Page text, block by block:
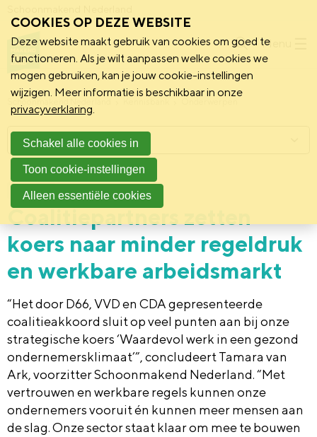
Menu
Schoonmakend Nederland
Standpunt 3 februari 2026
Coalitiepartners zetten
koers naar minder regeldruk
en werkbare arbeidsmarkt
“Het door D66, VVD en CDA gepresenteerde
coalitieakkoord sluit op veel punten aan bij onze
strategische koers ‘Waardevol werk in een gezond
ondernemersklimaat’”, concludeert Tamara van
Ark, voorzitter Schoonmakend Nederland. “Met
vertrouwen en werkbare regels kunnen onze
ondernemers vooruit én kunnen meer mensen aan
de slag. Onze sector staat klaar om mee te bouwen
Menu
COOKIES OP DEZE WEBSITE
Deze website maakt gebruik van cookies om goed te
functioneren. Als je wilt aanpassen welke cookies we
mogen gebruiken, kan je jouw cookie-instellingen
wijzigen. Meer informatie is beschikbaar in onze
privacyverklaring.
Schakel alle cookies in
Toon cookie-instellingen
Alleen essentiële cookies